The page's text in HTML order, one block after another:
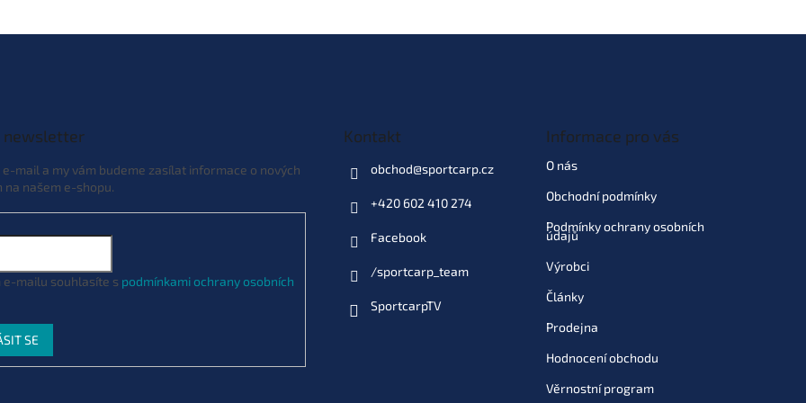
newsletter
mail a my vám budeme zasílat informace o nových
na našem e-shopu.
e-mailu souhlasíte s podmínkami ochrany osobních
SE
Kontakt
obchod@sportcarp.cz
+420 602 410 274
Facebook
/sportcarp_team
SportcarpTV
Informace pro vás
O nás
Obchodní podmínky
Podmínky ochrany osobních
údajů
Výrobci
Články
Prodejna
Hodnocení obchodu
Věrnostní program